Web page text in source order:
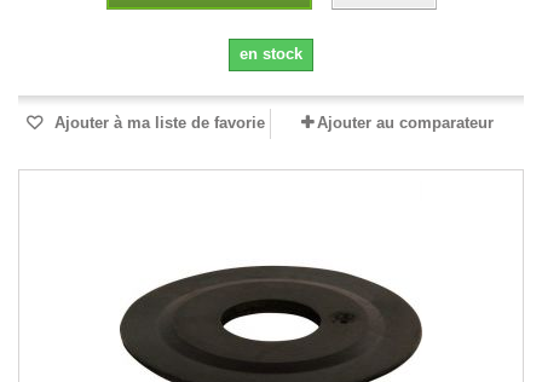
en stock
Ajouter à ma liste de favorie Ajouter au comparateur